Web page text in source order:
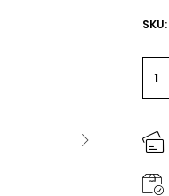
SKU:
1